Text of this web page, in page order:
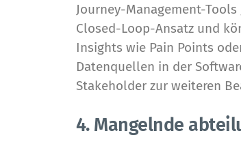
Journey-Management-
Closed-Loop-Ansatz und
Insights wie Pain Points
Datenquellen in der
Stakeholder zur weiteren
4. Mangelnde